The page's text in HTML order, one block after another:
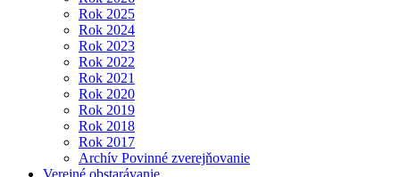
Rok 2025
Rok 2024
Rok 2023
Rok 2022
Rok 2021
Rok 2020
Rok 2019
Rok 2018
Rok 2017
Archív Povinné zverejňovanie